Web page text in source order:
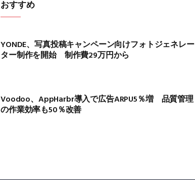
おすすめ
YONDE、写真投稿キャンペーン向けフォトジェネレー
ター制作を開始 制作費29万円から
Voodoo、AppHarbr導入で広告ARPU5％増 品質管理
の作業効率も50％改善